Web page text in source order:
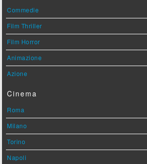
Commedie
Film Thriller
Film Horror
Animazione
Azione
Cinema
Roma
Milano
Torino
Napoli